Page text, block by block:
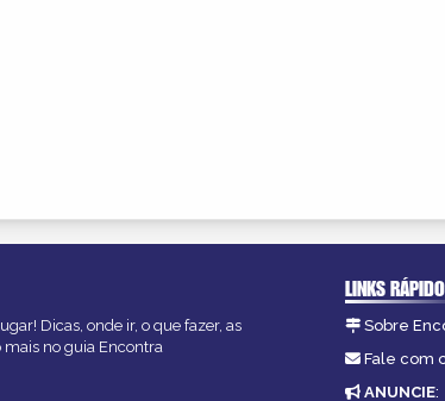
Dicas, onde ir, o que fazer, as
no guia Encontra
LINKS
Sobre
Fale com
ANUNCIE: